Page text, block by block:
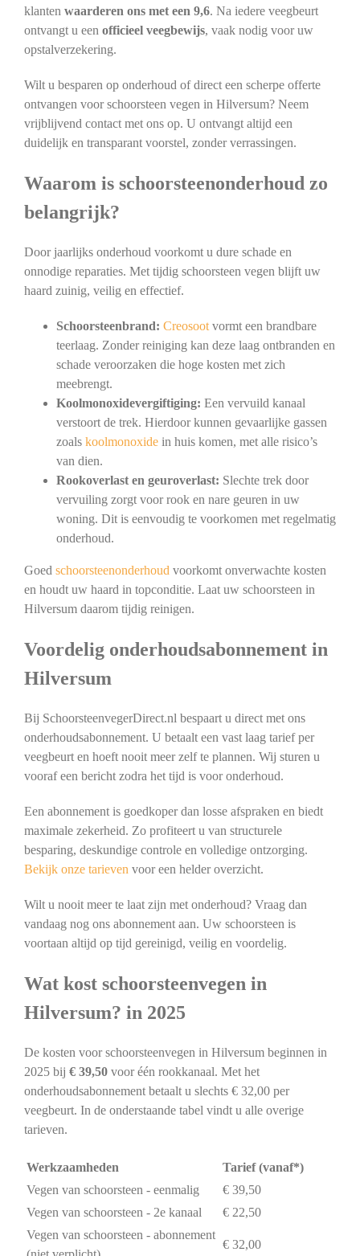
klanten waarderen ons met een 9,6. Na iedere veegbeurt
ontvangt u een officieel veegbewijs, vaak nodig voor uw
opstalverzekering.
Wilt u besparen op onderhoud of direct een scherpe offerte
ontvangen voor schoorsteen vegen in Hilversum? Neem
vrijblijvend contact met ons op. U ontvangt altijd een
duidelijk en transparant voorstel, zonder verrassingen.
Waarom is schoorsteenonderhoud zo
belangrijk?
Door jaarlijks onderhoud voorkomt u dure schade en
onnodige reparaties. Met tijdig schoorsteen vegen blijft uw
haard zuinig, veilig en effectief.
Schoorsteenbrand: Creosootvormt een brandbare
teerlaag. Zonder reiniging kan deze laag ontbranden en
schade veroorzaken die hoge kosten met zich
meebrengt.
Koolmonoxidevergiftiging: Een vervuild kanaal
verstoort de trek. Hierdoor kunnen gevaarlijke gassen
zoals koolmonoxidein huis komen, met alle risico’s
van dien.
Rookoverlast en geuroverlast: Slechte trek door
vervuiling zorgt voor rook en nare geuren in uw
woning. Dit is eenvoudig te voorkomen met regelmatig
onderhoud.
Goed schoorsteenonderhoud voorkomt onverwachte kosten
en houdt uw haard in topconditie. Laat uw schoorsteen in
Hilversum daarom tijdig reinigen.
Voordelig onderhoudsabonnement in
Hilversum
Bij SchoorsteenvegerDirect.nl bespaart u direct met ons
onderhoudsabonnement. U betaalt een vast laag tarief per
veegbeurt en hoeft nooit meer zelf te plannen. Wij sturen u
vooraf een bericht zodra het tijd is voor onderhoud.
Een abonnement is goedkoper dan losse afspraken en biedt
maximale zekerheid. Zo profiteert u van structurele
besparing, deskundige controle en volledige ontzorging.
Bekijk onze tarieven voor een helder overzicht.
Wilt u nooit meer te laat zijn met onderhoud? Vraag dan
vandaag nog ons abonnement aan. Uw schoorsteen is
voortaan altijd op tijd gereinigd, veilig en voordelig.
Wat kost schoorsteenvegen in
Hilversum? in 2025
De kosten voor schoorsteenvegen in Hilversum beginnen in
2025 bij € 39,50voor één rookkanaal. Met het
onderhoudsabonnement betaalt u slechts € 32,00 per
veegbeurt. In de onderstaande tabel vindt u alle overige
tarieven.
Werkzaamheden
Tarief (vanaf*)
Vegen van schoorsteen - eenmalig
€ 39,50
Vegen van schoorsteen - 2e kanaal
€ 22,50
Vegen van schoorsteen - abonnement
€ 32,00